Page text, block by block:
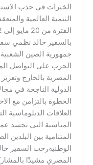
الخبرات في جذب
التنمية العالمية
بالسفير خالد نظمي
جمهورية الصين
الحزب على التواصل
المصرية بالخارج
الدولية الناجحة في
الخطوة بالتزامن مع
العلاقات الدبلوماسية
المناسبة التي تجسد
المتنامية بين البلدين
الوطنية​رحب السفير
المصري مشيدًا